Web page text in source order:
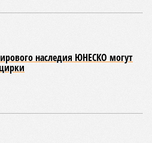
При том, что до «декабря 2026»
публично
– 90%, затем 97%, с
работами (усиление
проектных ошибок) –
публичной отчётности
Group, ни кураторы
ни соблюдения графика
выполненных работ.